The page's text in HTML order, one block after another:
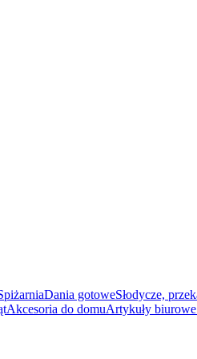
Dania gotoweSłodycze,
Akcesoria do domuArtykuły